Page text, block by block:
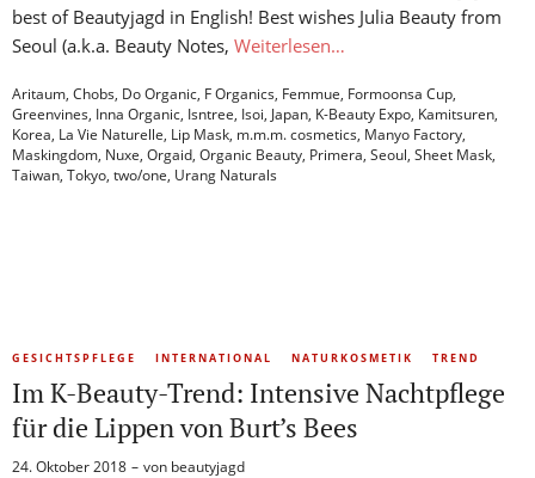
best of Beautyjagd in English! Best wishes Julia Beauty from
Seoul (a.k.a. Beauty Notes, Weiterlesen…
Aritaum, Chobs, Do Organic, F Organics, Femmue, Formoonsa Cup,
Greenvines, Inna Organic, Isntree, Isoi, Japan, K-Beauty Expo, Kamitsuren,
Korea, La Vie Naturelle, Lip Mask, m.m.m. cosmetics, Manyo Factory,
Maskingdom, Nuxe, Orgaid, Organic Beauty, Primera, Seoul, Sheet Mask,
Taiwan, Tokyo, two/one, Urang Naturals
GESICHTSPFLEGE INTERNATIONAL NATURKOSMETIK TREND
Im K-Beauty-Trend: Intensive Nachtpflege
für die Lippen von Burt’s Bees
24. Oktober 2018 von beautyjagd